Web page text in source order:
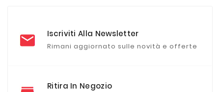
Iscriviti Alla Newsletter
Rimani aggiornato sulle novità e offerte
Ritira In Negozio